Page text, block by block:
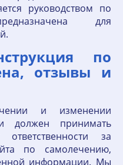
руководством по
для
по
отзывы и
и изменении
должен принимать
за
по самолечению,
информации. Мы